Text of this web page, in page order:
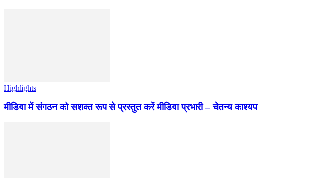
Highlights
मीडिया में संगठन को सशक्त रूप से प्रस्तुत करें मीडिया प्रभारी – चेतन्य काश्यप